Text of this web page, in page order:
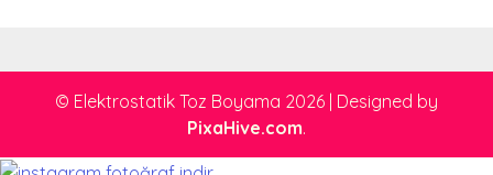
© Elektrostatik Toz Boyama 2026 Designed by
PixaHive.com.